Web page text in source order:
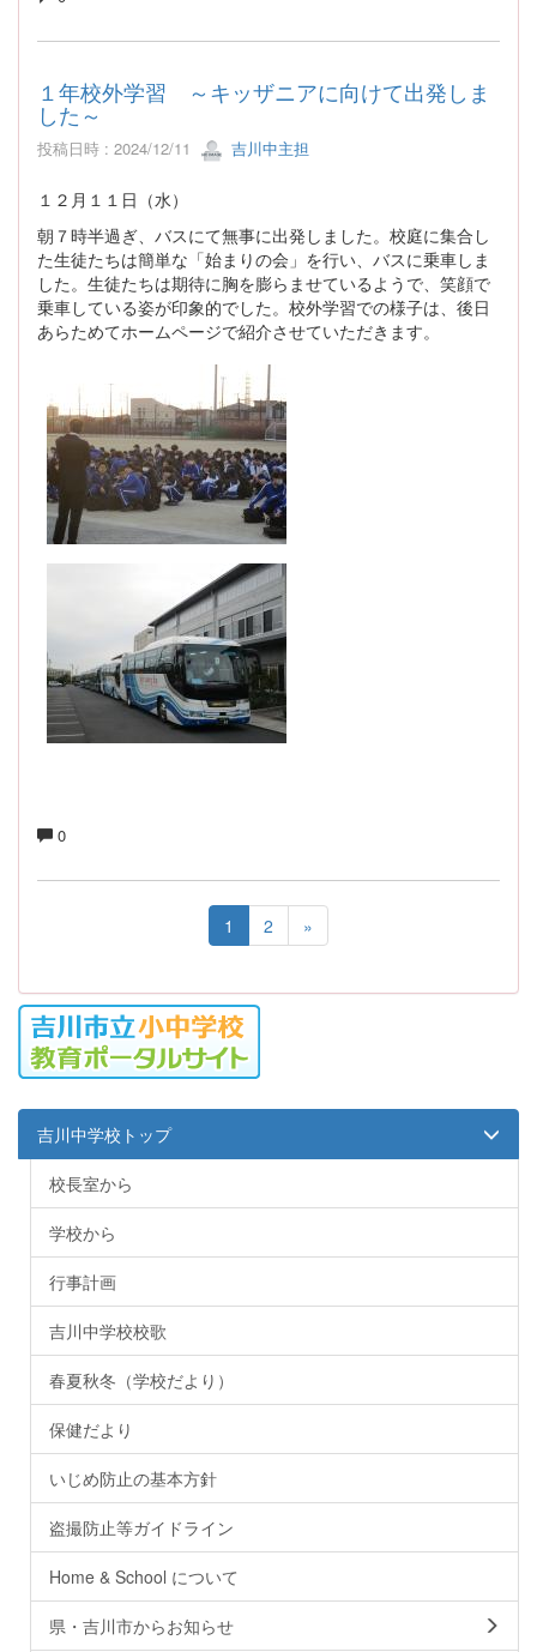
１年校外学習 ～キッザニアに向けて出発しま
した～
投稿日時 : 2024/12/11 吉川中主担
１２月１１日（水）
朝７時半過ぎ、バスにて無事に出発しました。校庭に集合し
た生徒たちは簡単な「始まりの会」を行い、バスに乗車しま
した。生徒たちは期待に胸を膨らませているようで、笑顔で
乗車している姿が印象的でした。校外学習での様子は、後日
あらためてホームページで紹介させていただきます。
0
1 2 »
吉川中学校トップ
校長室から
学校から
行事計画
吉川中学校校歌
春夏秋冬（学校だより）
保健だより
いじめ防止の基本方針
盗撮防止等ガイドライン
Home & School について
県・吉川市からお知らせ